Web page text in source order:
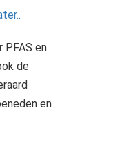
PFAS en
de
en